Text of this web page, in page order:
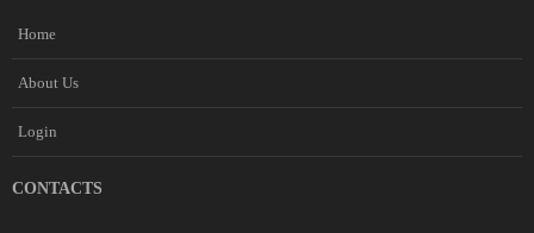
Home
About Us
Login
CONTACTS